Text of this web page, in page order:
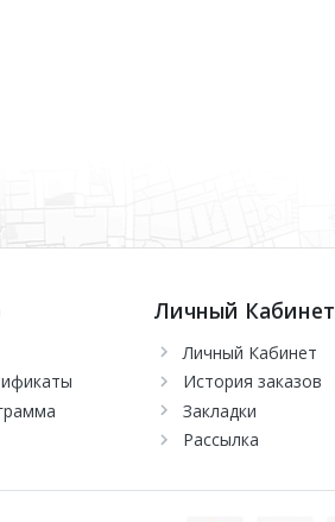
Личный Кабинет
Личный Кабинет
История заказов
Закладки
Рассылка